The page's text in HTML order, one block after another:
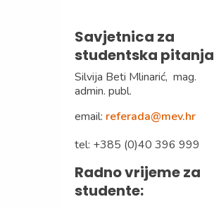
Savjetnica za
studentska pitanja
Silvija Beti Mlinarić, mag.
admin. publ.
email: referada@mev.hr
tel: +385 (0)40 396 999
Radno vrijeme za
studente: